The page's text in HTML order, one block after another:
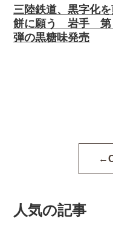
三陸鉄道、黒字化
餅に願う 岩手 第
弾の黒糖味発売
人気の記事